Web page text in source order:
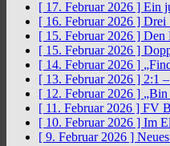
[ 17. Februar 2026 ] Ein
[ 16. Februar 2026 ] Drei
[ 15. Februar 2026 ] Den
[ 15. Februar 2026 ]
[ 14. Februar 2026 ]
[ 13. Februar 2026 ] 2:1
[ 12. Februar 2026 ] „Bin
[ 11. Februar 2026 ] FV
[ 10. Februar 2026 ] Im
[ 9. Februar 2026 ]